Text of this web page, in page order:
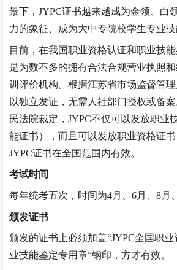
景下，JYPC证书越来越成为金领、白
力的象征、成为大中专院校学生专业技
目前，在我国职业资格认证和职业技
是为数不多的拥有合法合规营业执照
训评价机构。根据江苏省市场监督管
以独立发证，无需人社部门授权或备
民法院裁定，JYPC不仅可以发放职业
能证书），而且可以发放职业资格证书
JYPC证书在全国范围内有效。
考试时间
每年统考五次，时间为4月、6月、8月
颁发证书
颁发的证书上必须加盖“JYPC全国职
业技能鉴定专用章”钢印，方才有效。